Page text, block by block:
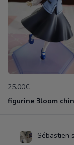
25.00€
figurine Bloom
Sébastien